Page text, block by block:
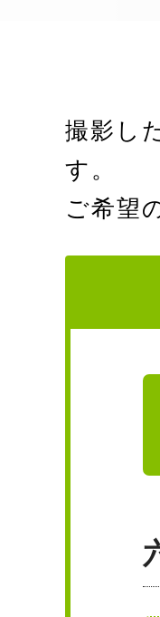
撮影し
す。
ご希望